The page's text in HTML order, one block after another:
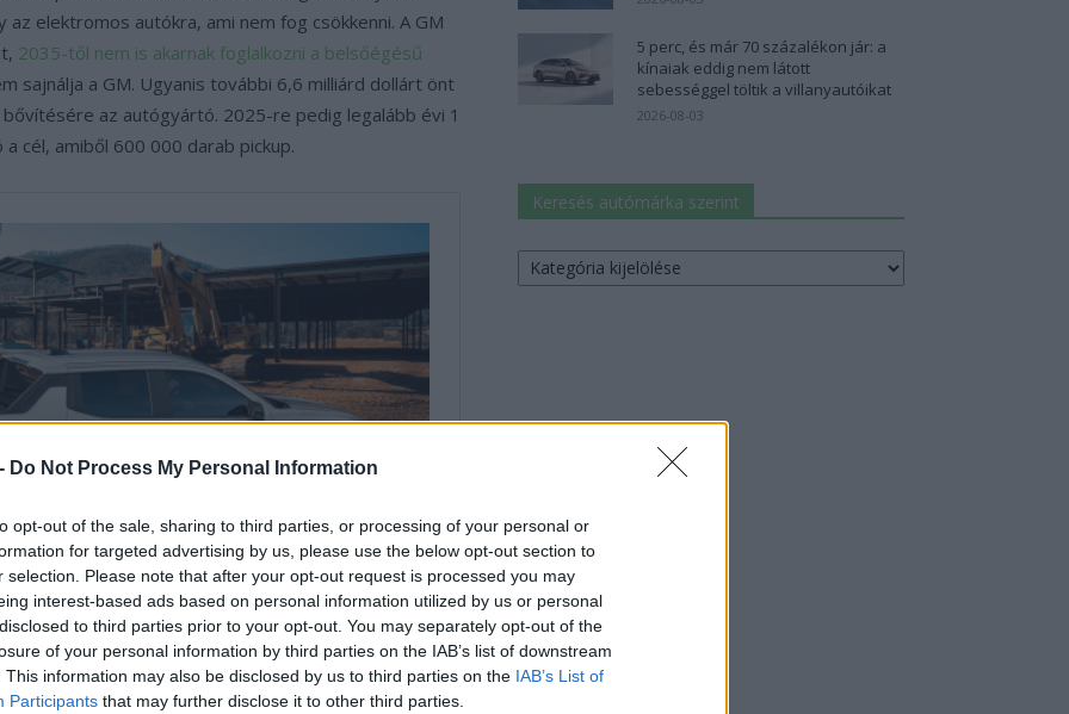
Do Not Process My Personal Information
opt-out of the sale, sharing to third parties, or processing of your personal or
for targeted advertising by us, please use the below opt-out section to
selection. Please note that after your opt-out request is processed you may
interest-based ads based on personal information utilized by us or personal
to third parties prior to your opt-out. You may separately opt-out of the
of your personal information by third parties on the IAB’s list of downstream
This information may also be disclosed by us to third parties on the IAB’s List of
Participants that may further disclose it to other third parties.
elektromos autókra, ami nem fog csökkenni. A GM
2035-től nem is akarnak foglalkozni a belsőégésű
sajnálja a GM. Ugyanis további 6,6 milliárd dollárt önt
az autógyártó. 2025-re pedig legalább évi 1
cél, amiből 600 000 darab pickup.
5 perc, és már 70 százalékon jár: a
kínaiak eddig nem látott
sebességgel töltik a villanyautóikat
2026-08-03
Keresés autómárka szerint
Keresés
autómárka